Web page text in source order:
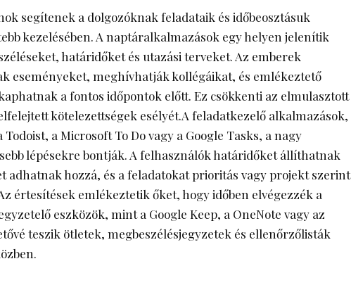
segítenek a dolgozóknak feladataik és időbeosztásuk
kezelésében. A naptáralkalmazások egy helyen jelenítik
határidőket és utazási terveket. Az emberek
eseményeket, meghívhatják kollégáikat, és emlékeztető
a fontos időpontok előtt. Ez csökkenti az elmulasztott
kötelezettségek esélyét.A feladatkezelő alkalmazások,
a Microsoft To Do vagy a Google Tasks, a nagy
lépésekre bontják. A felhasználók határidőket állíthatnak
adhatnak hozzá, és a feladatokat prioritás vagy projekt szerint
értesítések emlékeztetik őket, hogy időben elvégezzék a
eszközök, mint a Google Keep, a OneNote vagy az
teszik ötletek, megbeszélésjegyzetek és ellenőrzőlisták